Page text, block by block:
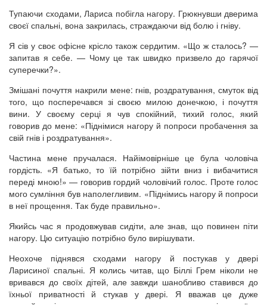
Тупаючи сходами, Лариса побігла нагору. Грюкнувши дверима
своєї спальні, вона закрилась, страждаючи від болю і гніву.
Я сів у своє офісне крісло також сердитим. «Що ж сталось? —
запитав я себе. — Чому це так швидко призвело до гарячої
суперечки?».
Змішані почуття накрили мене: гнів, роздратування, смуток від
того, що посперечався зі своєю милою донечкою, і почуття
вини. У своєму серці я чув спокійний, тихий голос, який
говорив до мене: «Піднімися нагору й попроси пробачення за
свій гнів і роздратування».
Частина мене пручалася. Найімовірніше це була чоловіча
гордість. «Я батько, то їй потрібно зійти вниз і вибачитися
переді мною!» — говорив гордий чоловічий голос. Проте голос
мого сумління був наполегливим. «Піднімись нагору й попроси
в неї прощення. Так буде правильно».
Якийсь час я продовжував сидіти, але знав, що повинен піти
нагору. Цю ситуацію потрібно було вирішувати.
Неохоче піднявся сходами нагору й постукав у двері
Ларисиної спальні. Я колись читав, що Біллі Грем ніколи не
вривався до своїх дітей, але завжди шанобливо ставився до
їхньої приватності й стукав у двері. Я вважав це дуже